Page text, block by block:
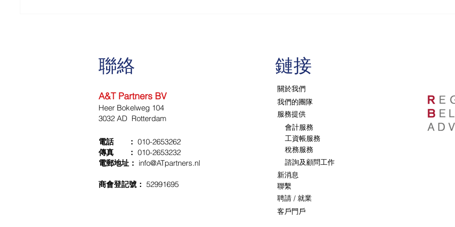
聯絡
A&T Partners BV
Heer Bokelweg 104
3032 AD Rotterdam
電話 ： 010-2653262
傳真 ： 010-2653232
電郵地址： info@ATpartners.nl
商會登記號： 52991695
​鏈接
關於我們
我們的團隊
服務提供
會計服務
工資帳服務
稅務服務
諮詢及顧問工作
新消息
聯繫
聘請 / 就業
客戶門戶